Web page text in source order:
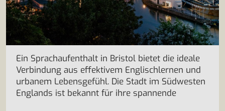
Ein Sprachaufenthalt in Bristol bietet die ideale
Verbindung aus effektivem Englischlernen und
urbanem Lebensgefühl. Die Stadt im Südwesten
Englands ist bekannt für ihre spannende